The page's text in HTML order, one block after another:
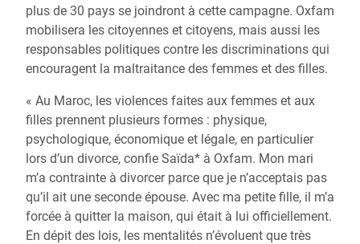
plus de 30 pays se joindront à cette campagne. Oxfam
mobilisera les citoyennes et citoyens, mais aussi les
responsables politiques contre les discriminations qui
encouragent la maltraitance des femmes et des filles.
« Au Maroc, les violences faites aux femmes et aux
filles prennent plusieurs formes : physique,
psychologique, économique et légale, en particulier
lors d’un divorce, confie Saïda* à Oxfam. Mon mari
m’a contrainte à divorcer parce que je n’acceptais pas
qu’il ait une seconde épouse. Avec ma petite fille, il m’a
forcée à quitter la maison, qui était à lui officiellement.
En dépit des lois, les mentalités n’évoluent que très